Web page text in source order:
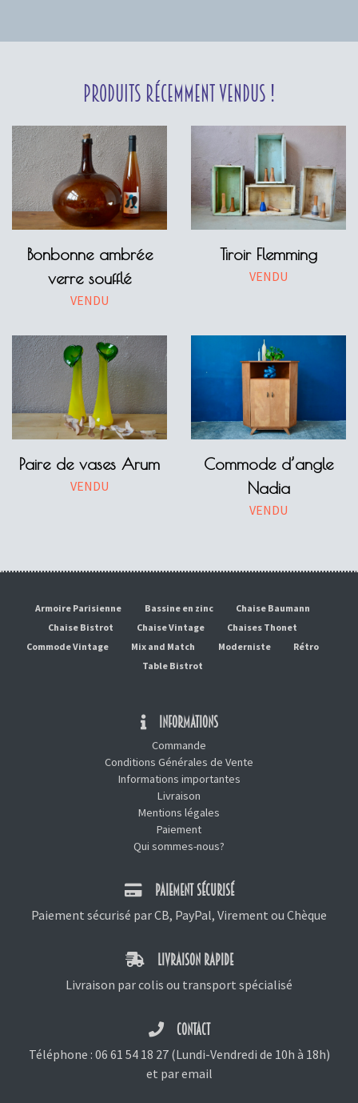
Produits récemment vendus !
Bonbonne ambrée
verre soufflé
VENDU
Tiroir Flemming
VENDU
Paire de vases Arum
VENDU
Commode d’angle
Nadia
VENDU
Armoire Parisienne Bassine en zinc
Chaise Baumann
Chaise Bistrot
Chaise Vintage
Chaises Thonet
Commode Vintage
Mix and Match Moderniste
Rétro
Table Bistrot
INFORMATIONS
Commande
Conditions Générales de Vente
Informations importantes
Livraison
Mentions légales
Paiement
Qui sommes-nous?
PAIEMENT SÉCURISÉ
Paiement sécurisé par CB, PayPal, Virement ou Chèque
LIVRAISON RAPIDE
Livraison par colis ou transport spécialisé
CONTACT
Téléphone : 06 61 54 18 27(Lundi-Vendredi de 10h à 18h)
et par email